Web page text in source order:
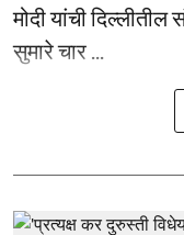
मोदी यांची
सुमारे चार ...